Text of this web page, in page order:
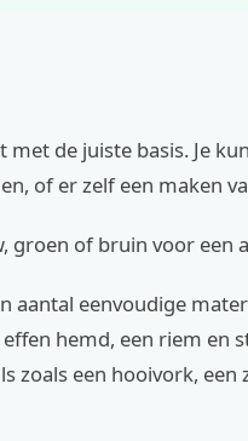
de juiste basis. Je
of er zelf een maken
groen of bruin voor een
aantal eenvoudige
hemd, een riem en
zoals een hooivork,